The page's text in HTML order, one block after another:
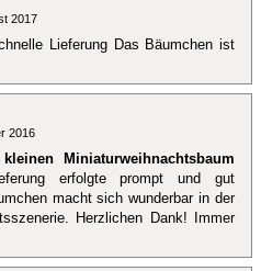
2017
Lieferung Das Bäumchen ist
2016
Miniaturweihnachtsbaum
erfolgte prompt und gut
macht sich wunderbar in der
Herzlichen Dank! Immer